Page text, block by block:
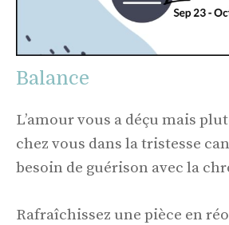
Balance
L’amour vous a déçu mais
chez vous dans la tristesse
besoin de guérison avec la
Rafraîchissez une pièce en